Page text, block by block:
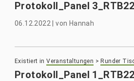
Protokoll_Panel
06.12.2022 |von Hannah
Existiert in Veranstaltungen > Runder
Protokoll_Panel